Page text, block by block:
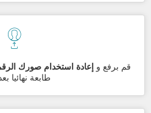
قم برفع و إعادة استخدام صورك
طابعة نهائيا